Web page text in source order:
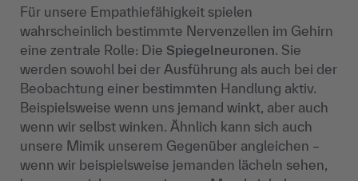
Für unsere Empathiefähigkeit spielen
wahrscheinlich bestimmte Nervenzellen im Gehirn
eine zentrale Rolle: Die Spiegelneuronen. Sie
werden sowohl bei der Ausführung als auch bei der
Beobachtung einer bestimmten Handlung aktiv.
Beispielsweise wenn uns jemand winkt, aber auch
wenn wir selbst winken. Ähnlich kann sich auch
unsere Mimik unserem Gegenüber angleichen –
wenn wir beispielsweise jemanden lächeln sehen,